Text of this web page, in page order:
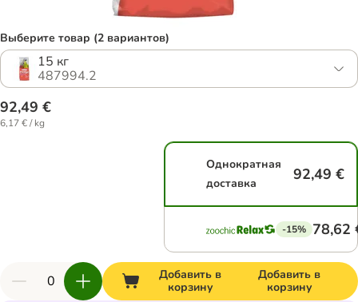
Выберите товар (2 вариантов)
15 кг
487994.2
92,49 €
6,17 € / kg
Однократная
доставка
92,49 €
-15% 78,62
Добавить в
корзину
Добавить в
корзину